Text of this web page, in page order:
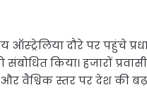
ऑस्ट्रेलिया दौरे पर पहुंचे
किया। हजारों
और वैश्विक स्तर पर देश की